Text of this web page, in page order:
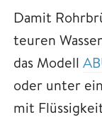
Damit
teuren
das Modell
oder unter
mit